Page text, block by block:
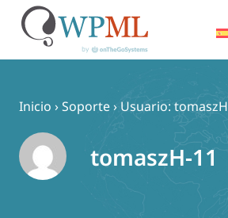
contenido
Inicio ›Soporte› Usuario:
tomaszH-11